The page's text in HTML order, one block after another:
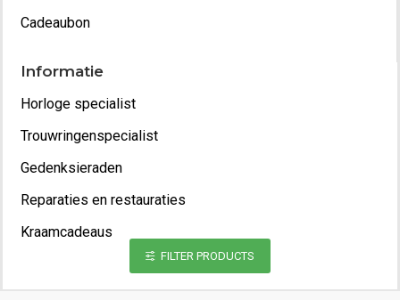
Cadeaubon
Informatie
Horloge specialist
Trouwringenspecialist
Gedenksieraden
Reparaties en restauraties
Kraamcadeaus
FILTER PRODUCTS